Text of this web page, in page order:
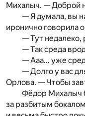
Михалыч. — Доброй
— Я думала, вы
иронично говорила
— Тут
— Так среда
— Ааа… уже
— Долго у вас
Орлова. — Чтобы
Фёдор Михалыч
за разбитым